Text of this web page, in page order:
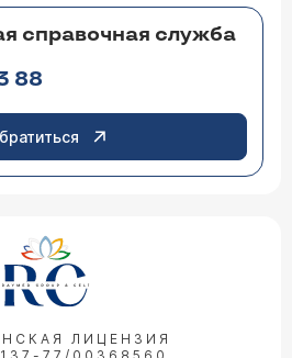
справочная служба
88
ЛИЦЕНЗИЯ